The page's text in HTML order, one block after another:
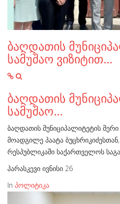
ბაღდათის
სამუშაო ვიზიტით…
ბაღდათის
სამუშაო…
ბაღდათის მუნიციპალიტეტის
მოადგილე პაატა
რესპუბლიკაში საქართველოს
პარასკევი ივნისი 26
In პოლიტიკა